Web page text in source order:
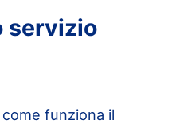
servizio
funziona il